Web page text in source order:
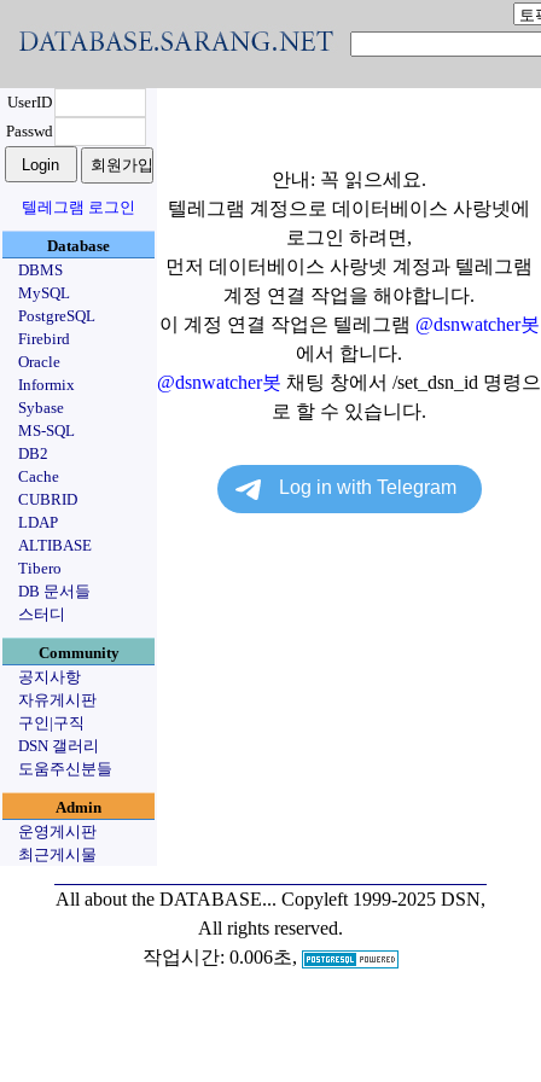
UserID
Passwd
텔레그램 로그인
Database
DBMS
MySQL
PostgreSQL
Firebird
Oracle
Informix
Sybase
MS-SQL
DB2
Cache
CUBRID
LDAP
ALTIBASE
Tibero
DB 문서들
스터디
Community
공지사항
자유게시판
구인|구직
DSN 갤러리
도움주신분들
Admin
운영게시판
최근게시물
안내: 꼭 읽으세요.
텔레그램 계정으로 데이터베이스 사랑넷에
로그인 하려면,
먼저 데이터베이스 사랑넷 계정과 텔레그램
계정 연결 작업을 해야합니다.
이 계정 연결 작업은 텔레그램 @dsnwatcher봇
에서 합니다.
@dsnwatcher봇 채팅 창에서 /set_dsn_id 명령으
로 할 수 있습니다.
All about the DATABASE... Copyleft 1999-2025 DSN,
All rights reserved.
작업시간: 0.006초,